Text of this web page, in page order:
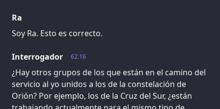
Ra
Soy Ra. Esto es correcto.
62.16
Interrogador
¿Hay otros grupos de los que están en el camino del
servicio al yo unidos a los de la constelación de
Orión? Por ejemplo, los de la Cruz del Sur, ¿están